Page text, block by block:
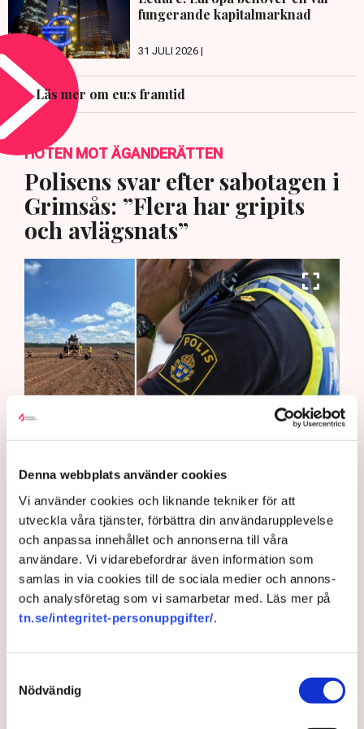
Denna webbplats använder cookies
Vi använder cookies och liknande tekniker för att
utveckla våra tjänster, förbättra din användarupplevelse
och anpassa innehållet och annonserna till våra
användare. Vi vidarebefordrar även information som
samlas in via cookies till de sociala medier och annons-
och analysföretag som vi samarbetar med. Läs mer på
tn.se/integritet-personuppgifter/.
Nödvändig
fungerande kapitalmarknad
31 JULI 2026 |
Läs mer om eu:s framtid
HOTEN MOT ÄGANDERÄTTEN
Polisens svar efter sabotagen i
Grimsås: ”Flera har gripits
och avlägsnats”
säkerhet, vilket inkluderar att ingripa mot pågående
brottslighet som olaga intrång, förklarar Anna-Lena Mann,
polisinspektör vid kommunikationsavdelningen i region Väst.
Bild: Privat, Mostphotos
Polisen tillbakavisar kritiken om brist
på agerande mot aktivistaktionerna vid
torvtäkten i Grimsås. ”Det har gjorts
både avvisanden, avlägsnanden och
gripanden”, säger Anna-Lena Mann,
polisinspektör i region Väst, till TN.